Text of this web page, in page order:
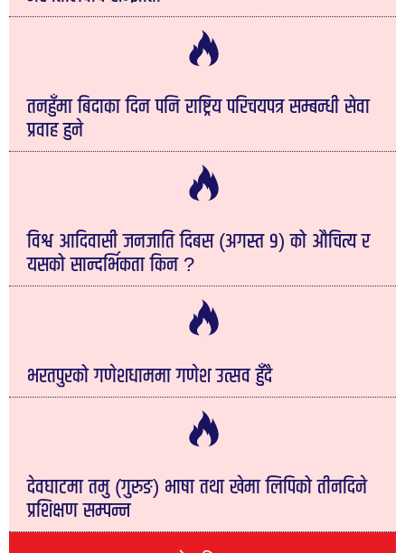
तनहुँमा बिदाका दिन पनि राष्ट्रिय परिचयपत्र सम्बन्धी सेवा
प्रवाह हुने
विश्व आदिवासी जनजाति दिबस (अगस्त ९) को औचित्य र
यसको सान्दर्भिकता किन ?
भरतपुरको गणेशधाममा गणेश उत्सव हुँदै
देवघाटमा तमु (गुरुङ) भाषा तथा खेमा लिपिको तीनदिने
प्रशिक्षण सम्पन्न